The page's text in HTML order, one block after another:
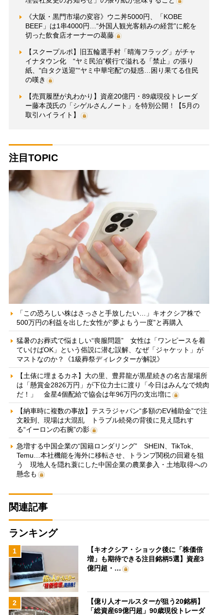
《大阪・黒門市場の変容》ウニ丼5000円、「KOBE
BEEF」は1串4000円…“外国人観光客頼みの経営”に舵を
切った飲食店オーナーの葛藤
【スクープルポ】旧五輪選手村「晴海フラッグ」がチャ
イナタウン化 “ヤミ民泊”横行で溢れる「禁止」の張り
紙、“白タク送迎”“ヤミ中華宅配”の疑惑…困り果てる住民
の嘆き
【売買履歴が丸わかり】資産20億円・89歳現役トレーダ
ー藤本茂氏の「シゲルさんノート」を特別公開！【5月の
取引ハイライト】
注目TOPIC
「この恐ろしい株はさっさと手放したい…」キオクシア株で
500万円の利益を出した女性が“夢よもう一度”と再購入
猛暑のお葬式で悩ましい“喪服問題” 女性は「ワンピースを着
ていけばOK」という俗説に潜む誤解、なぜ「ジャケット」が
マストなのか？《1級葬祭ディレクターが解説》
【土俵に埋まるカネ】大の里、豊昇龍が黒星続きの名古屋場所
は「懸賞金2826万円」が下位力士に渡り「今日はみんなで焼肉
だ！」 金星4個配給で協会は年96万円の支出増に
【納車時に複数の事故】テスラジャパン“多額のEV補助金”で注
文殺到、現場は大混乱 トラブル続発の背後に見え隠れす
る“イーロンの右腕”の影
急増する中国企業の“国籍ロンダリング” SHEIN、TikTok、
Temu…本社機能を海外に移転させ、トランプ関税の回避を狙
う 現地人を隠れ蓑にした中国企業の農業参入・土地取得への
懸念も
関連記事
ランキング
1
【キオクシア・ショック後に「株価倍
増」も期待できる注目銘柄5選】資産3
億円超・…
2
【億り人オールスターが狙う20銘柄】
「総資産69億円超」90歳現役トレーダ